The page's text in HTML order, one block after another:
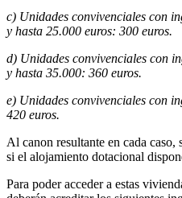
c) Unidades convivenciales con
y hasta 25.000 euros: 300 euros.
d) Unidades convivenciales con
y hasta 35.000: 360 euros.
e) Unidades convivenciales con
420 euros.
Al canon resultante en cada caso,
si el alojamiento dotacional
Para poder acceder a estas